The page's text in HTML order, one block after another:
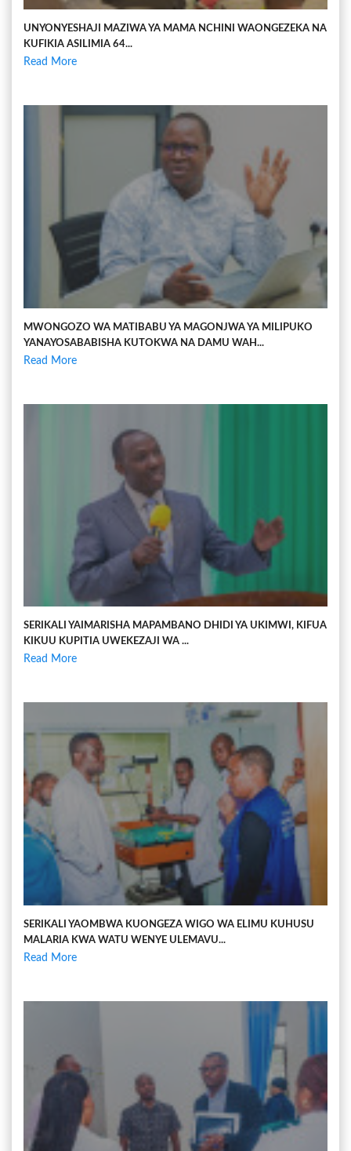
UNYONYESHAJI MAZIWA YA MAMA NCHINI WAONGEZEKA NA
KUFIKIA ASILIMIA 64...
Read More
MWONGOZO WA MATIBABU YA MAGONJWA YA MILIPUKO
YANAYOSABABISHA KUTOKWA NA DAMU WAH...
Read More
SERIKALI YAIMARISHA MAPAMBANO DHIDI YA UKIMWI, KIFUA
KIKUU KUPITIA UWEKEZAJI WA ...
Read More
SERIKALI YAOMBWA KUONGEZA WIGO WA ELIMU KUHUSU
MALARIA KWA WATU WENYE ULEMAVU...
Read More